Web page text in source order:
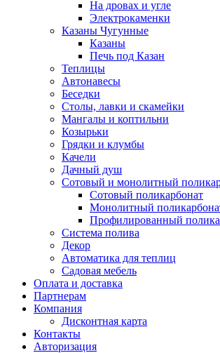
На дровах и угле
Электрокаменки
Казаны Чугунные
Казаны
Печь под Казан
Теплицы
Автонавесы
Беседки
Столы, лавки и скамейки
Мангалы и коптильни
Козырьки
Грядки и клумбы
Качели
Дачный душ
Сотовый и монолитный
Сотовый поликарбонат
Монолитный
Профилированный
Система полива
Декор
Автоматика для теплиц
Садовая мебель
Оплата и доставка
Партнерам
Компания
Дисконтная карта
Контакты
Авторизация